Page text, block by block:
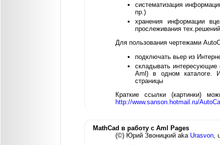
систематизация
пр.)
хранения информации
прослеживания
Для пользования чертежами
подключать вьер из
складывать
Aml) в одном каталоге.
страницы
Краткие ссылки (картинки)
http://www.sanson.hotmail.ru/
MathCad в работу с Aml Pages
(©) Юрий Звоницкий aka Urasvon,